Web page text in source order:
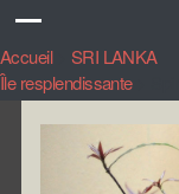
Accueil> SRI LANKA
Île resplendissante>